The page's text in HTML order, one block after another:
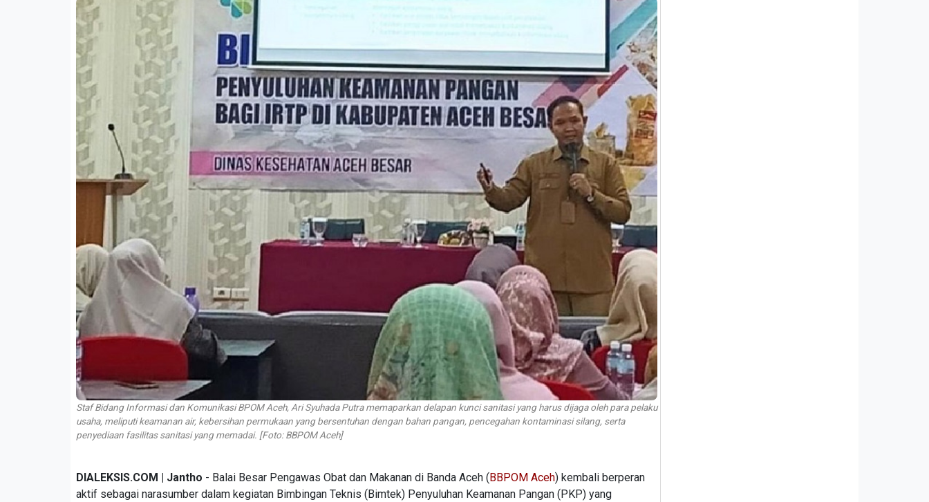
Staf Bidang Informasi dan Komunikasi BPOM Aceh, Ari Syuhada Putra memaparkan delapan kunci sanitasi yang harus dijaga oleh para pelaku
usaha, meliputi keamanan air, kebersihan permukaan yang bersentuhan dengan bahan pangan, pencegahan kontaminasi silang, serta
penyediaan fasilitas sanitasi yang memadai. [Foto: BBPOM Aceh]
DIALEKSIS.COM | Jantho - Balai Besar Pengawas Obat dan Makanan di Banda Aceh ( BBPOM Aceh) kembali berperan
aktif sebagai narasumber dalam kegiatan Bimbingan Teknis (Bimtek) Penyuluhan Keamanan Pangan (PKP) yang